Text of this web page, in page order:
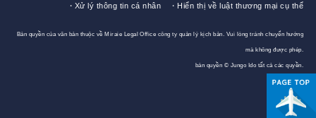
・Xử lý thông tin cá nhân ・Hiển thị về luật thương mại cụ thể
Bản quyền của văn bản thuộc về Miraie Legal Office công ty quản lý kịch bản. Vui lòng tránh chuyển hướng
mà không được phép.
bản quyền © Jungo Ido tất cả các quyền.